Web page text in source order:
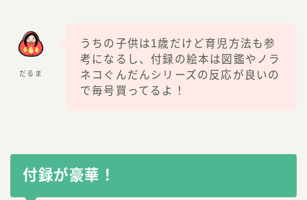
だるま
うちの子供は1歳だけど育児方法も参
考になるし、付録の絵本は図鑑やノラ
ネコぐんだんシリーズの反応が良いの
で毎号買ってるよ！
付録が豪華！